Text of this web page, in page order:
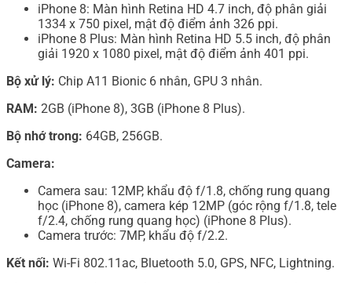
iPhone 8: Màn hình Retina HD 4.7 inch, độ phân giải
1334 x 750 pixel, mật độ điểm ảnh 326 ppi.
iPhone 8 Plus: Màn hình Retina HD 5.5 inch, độ phân
giải 1920 x 1080 pixel, mật độ điểm ảnh 401 ppi.
Bộ xử lý: Chip A11 Bionic 6 nhân, GPU 3 nhân.
RAM: 2GB (iPhone 8), 3GB (iPhone 8 Plus).
Bộ nhớ trong: 64GB, 256GB.
Camera:
Camera sau: 12MP, khẩu độ f/1.8, chống rung quang
học (iPhone 8), camera kép 12MP (góc rộng f/1.8, tele
f/2.4, chống rung quang học) (iPhone 8 Plus).
Camera trước: 7MP, khẩu độ f/2.2.
Kết nối: Wi-Fi 802.11ac, Bluetooth 5.0, GPS, NFC, Lightning.